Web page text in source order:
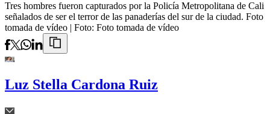
Tres hombres fueron capturados por la Policía Metropolitana de Cali
señalados de ser el terror de las panaderías del sur de la ciudad. Foto
tomada de vídeo | Foto: Foto tomada de vídeo
Luz Stella Cardona Ruiz